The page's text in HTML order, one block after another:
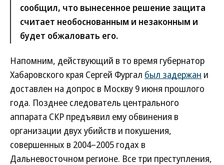
сообщил, что вынесенное решение защита
считает необоснованным и незаконным и
будет обжаловать его.
Напомним, действующий в то время губернатор
Хабаровского края Сергей Фургал был задержан и
доставлен на допрос в Москву 9 июня прошлого
года. Позднее следователь центрального
аппарата СКР предъявил ему обвинения в
организации двух убийств и покушения,
совершенных в 2004–2005 годах в
Дальневосточном регионе. Все три преступления,